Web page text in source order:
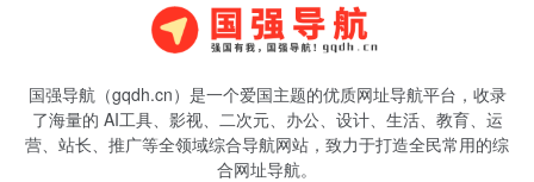
国强导航（gqdh.cn）是一个爱国主题的优质网址导航平台，收录
了海量的 AI工具、影视、二次元、办公、设计、生活、教育、运
营、站长、推广等全领域综合导航网站，致力于打造全民常用的综
合网址导航。